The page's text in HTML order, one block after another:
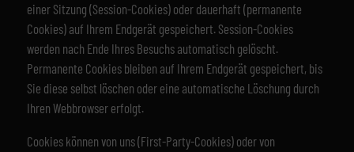
einer Sitzung (Session-Cookies) oder dauerhaft (permanente
Cookies) auf Ihrem Endgerät gespeichert. Session-Cookies
werden nach Ende Ihres Besuchs automatisch gelöscht.
Permanente Cookies bleiben auf Ihrem Endgerät gespeichert, bis
Sie diese selbst löschen oder eine automatische Löschung durch
Ihren Webbrowser erfolgt.
Cookies können von uns (First-Party-Cookies) oder von